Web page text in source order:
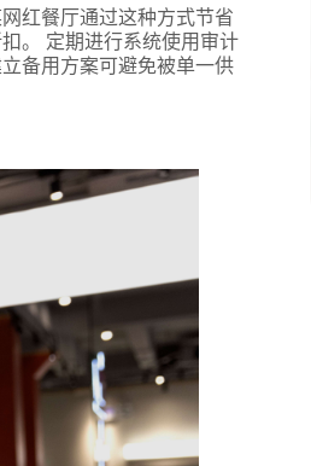
红餐厅通过这种方式节省
。 定期进行系统使用审计
备用方案可避免被单一供